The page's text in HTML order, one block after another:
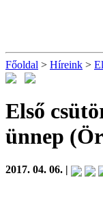
Főoldal > Híreink >
Első
ünnep
2017. 04. 06. |